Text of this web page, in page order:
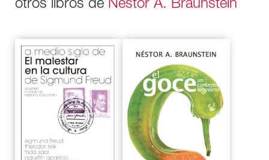
otros libros de Néstor A. Braunstein